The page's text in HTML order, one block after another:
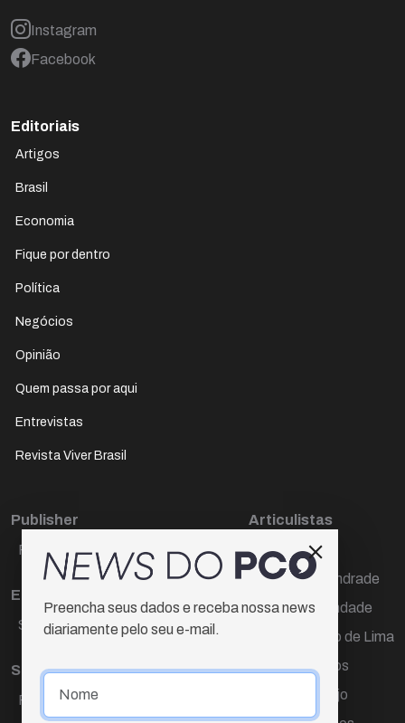
Instagram
Facebook
Editoriais
Artigos
Brasil
Economia
Fique por dentro
Política
Negócios
Opinião
Quem passa por aqui
Entrevistas
Revista Viver Brasil
Publisher
Paulo Cesar de Oliveira
Editora Chefe
Sueli Cotta
Sub-editora
Raquel Ayres
Articulistas
Décio Freire
Dr Marcos Andrade
Hamilton Trindade
Igor Carvalho de Lima
Mario Campos
Renata Araújo
Preencha seus dados e receba nossa news
diariamente pelo seu e-mail.